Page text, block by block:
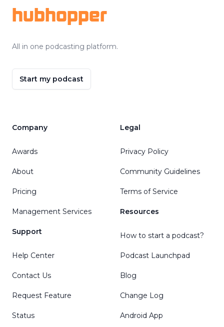
hubhopper
All in one podcasting platform.
Start my podcast
Company
Awards
About
Pricing
Management Services
Support
Help Center
Contact Us
Request Feature
Status
Legal
Privacy Policy
Community Guidelines
Terms of Service
Resources
How to start a podcast?
Podcast Launchpad
Blog
Change Log
Android App